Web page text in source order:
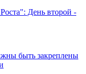
День второй -
быть закреплены